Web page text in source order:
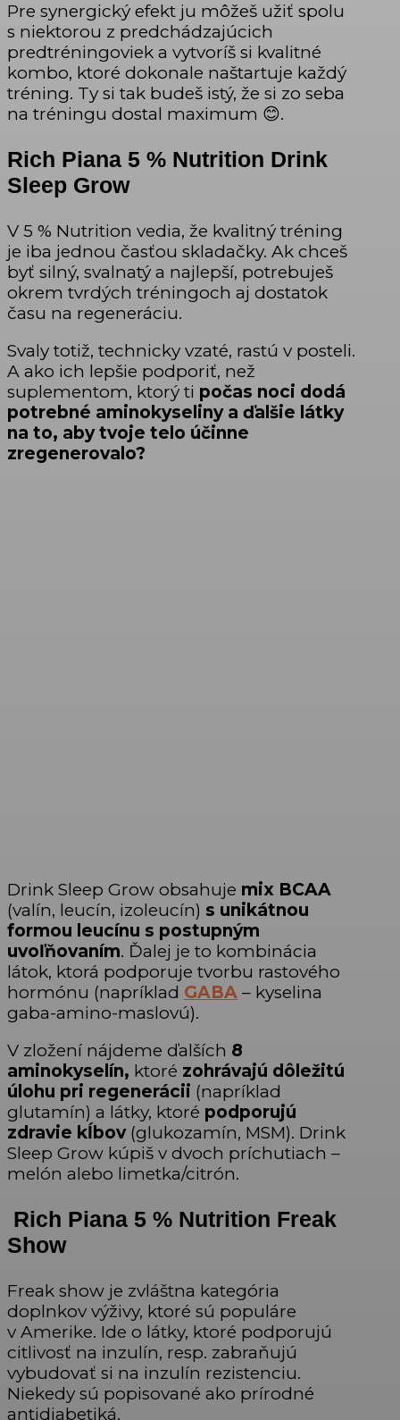
Pre synergický efekt ju môžeš užiť spolu
s niektorou z predchádzajúcich
predtréningoviek a vytvoríš si kvalitné
kombo, ktoré dokonale naštartuje každý
tréning. Ty si tak budeš istý, že si zo seba
na tréningu dostal maximum 😊.
Rich Piana 5 % Nutrition Drink
Sleep Grow
V 5 % Nutrition vedia, že kvalitný tréning
je iba jednou časťou skladačky. Ak chceš
byť silný, svalnatý a najlepší, potrebuješ
okrem tvrdých tréningoch aj dostatok
času na regeneráciu.
Svaly totiž, technicky vzaté, rastú v posteli.
A ako ich lepšie podporiť, než
suplementom, ktorý ti počas noci dodá
potrebné aminokyseliny a ďalšie látky
na to, aby tvoje telo účinne
zregenerovalo?
Drink Sleep Grow obsahuje mix BCAA
(valín, leucín, izoleucín) s unikátnou
formou leucínu s postupným
uvoľňovaním. Ďalej je to kombinácia
látok, ktorá podporuje tvorbu rastového
hormónu (napríklad GABA – kyselina
gaba-amino-maslovú).
V zložení nájdeme ďalších 8
aminokyselín, ktoré zohrávajú dôležitú
úlohu pri regenerácii (napríklad
glutamín) a látky, ktoré podporujú
zdravie kĺbov(glukozamín, MSM). Drink
Sleep Grow kúpiš v dvoch príchutiach –
melón alebo limetka/citrón.
Rich Piana 5 % Nutrition Freak
Show
Freak show je zvláštna kategória
doplnkov výživy, ktoré sú populáre
v Amerike. Ide o látky, ktoré podporujú
citlivosť na inzulín, resp. zabraňujú
vybudovať si na inzulín rezistenciu.
Niekedy sú popisované ako prírodné
antidiabetiká.